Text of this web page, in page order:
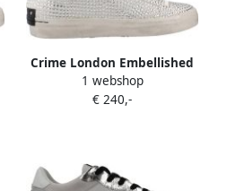
Crime London Embellished
Low Top Lace-Up Sneakers
with Street Dreams Detail
1 webshop
€ 240,-